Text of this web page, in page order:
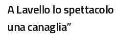
A Lavello lo
una canaglia”